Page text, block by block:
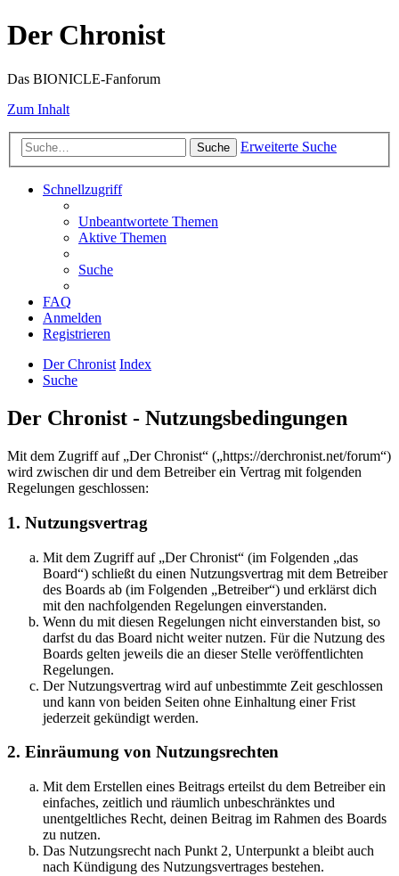
Der Chronist
Das BIONICLE-Fanforum
Zum Inhalt
Suche Erweiterte Suche
Schnellzugriff
Unbeantwortete Themen
Aktive Themen
Suche
FAQ
Anmelden
Registrieren
Der Chronist Index
Suche
Der Chronist - Nutzungsbedingungen
Mit dem Zugriff auf „Der Chronist“ („https://derchronist.net/forum“)
wird zwischen dir und dem Betreiber ein Vertrag mit folgenden
Regelungen geschlossen:
1. Nutzungsvertrag
Mit dem Zugriff auf „Der Chronist“ (im Folgenden „das
Board“) schließt du einen Nutzungsvertrag mit dem Betreiber
des Boards ab (im Folgenden „Betreiber“) und erklärst dich
mit den nachfolgenden Regelungen einverstanden.
Wenn du mit diesen Regelungen nicht einverstanden bist, so
darfst du das Board nicht weiter nutzen. Für die Nutzung des
Boards gelten jeweils die an dieser Stelle veröffentlichten
Regelungen.
Der Nutzungsvertrag wird auf unbestimmte Zeit geschlossen
und kann von beiden Seiten ohne Einhaltung einer Frist
jederzeit gekündigt werden.
2. Einräumung von Nutzungsrechten
Mit dem Erstellen eines Beitrags erteilst du dem Betreiber ein
einfaches, zeitlich und räumlich unbeschränktes und
unentgeltliches Recht, deinen Beitrag im Rahmen des Boards
zu nutzen.
Das Nutzungsrecht nach Punkt 2, Unterpunkt a bleibt auch
nach Kündigung des Nutzungsvertrages bestehen.